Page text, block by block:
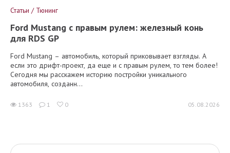
Статьи / Тюнинг
Ford Mustang с правым рулем: железный конь
для RDS GP
Ford Mustang – автомобиль, который приковывает взгляды. А
если это дрифт-проект, да еще и с правым рулем, то тем более!
Сегодня мы расскажем историю постройки уникального
автомобиля, созданн...
1363 1 0 05.08.2026